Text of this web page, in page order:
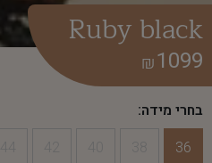
Ruby black
1099
₪
בחרי מידה:
36